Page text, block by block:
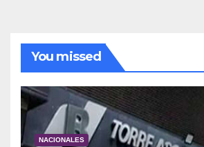
You missed
NACIONALES